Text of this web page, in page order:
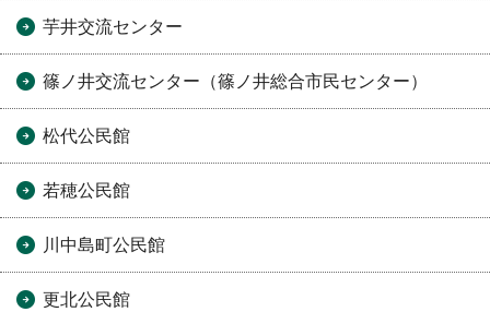
芋井交流センター
篠ノ井交流センター（篠ノ井総合市民センター）
松代公民館
若穂公民館
川中島町公民館
更北公民館